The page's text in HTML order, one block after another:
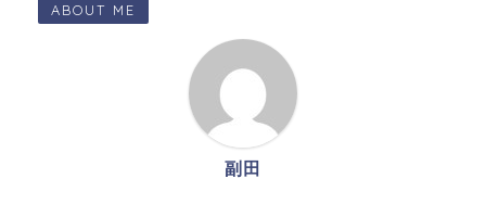
ABOUT ME
副田